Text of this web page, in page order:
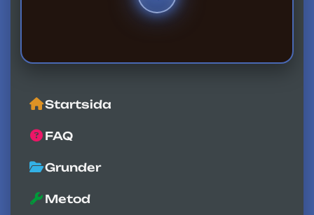
Startsida
FAQ
Grunder
Metod